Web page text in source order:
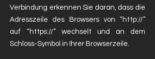
Verbindung erkennen Sie daran, dass die
Adresszeile des Browsers von “http://”
auf “https://” wechselt und an dem
Schloss-Symbol in Ihrer Browserzeile.